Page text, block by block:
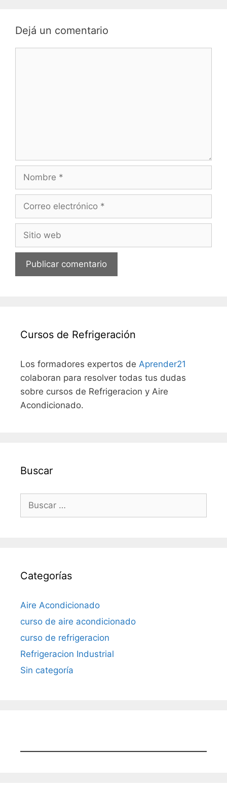
Dejá un comentario
Nombre
Correo
Sitio
Cursos de Refrigeración
Los formadores expertos de Aprender21
colaboran para resolver todas tus dudas
sobre cursos de Refrigeracion y Aire
Acondicionado.
Buscar
Buscar:
Categorías
Aire Acondicionado
curso de aire acondicionado
curso de refrigeracion
Refrigeracion Industrial
Sin categoría